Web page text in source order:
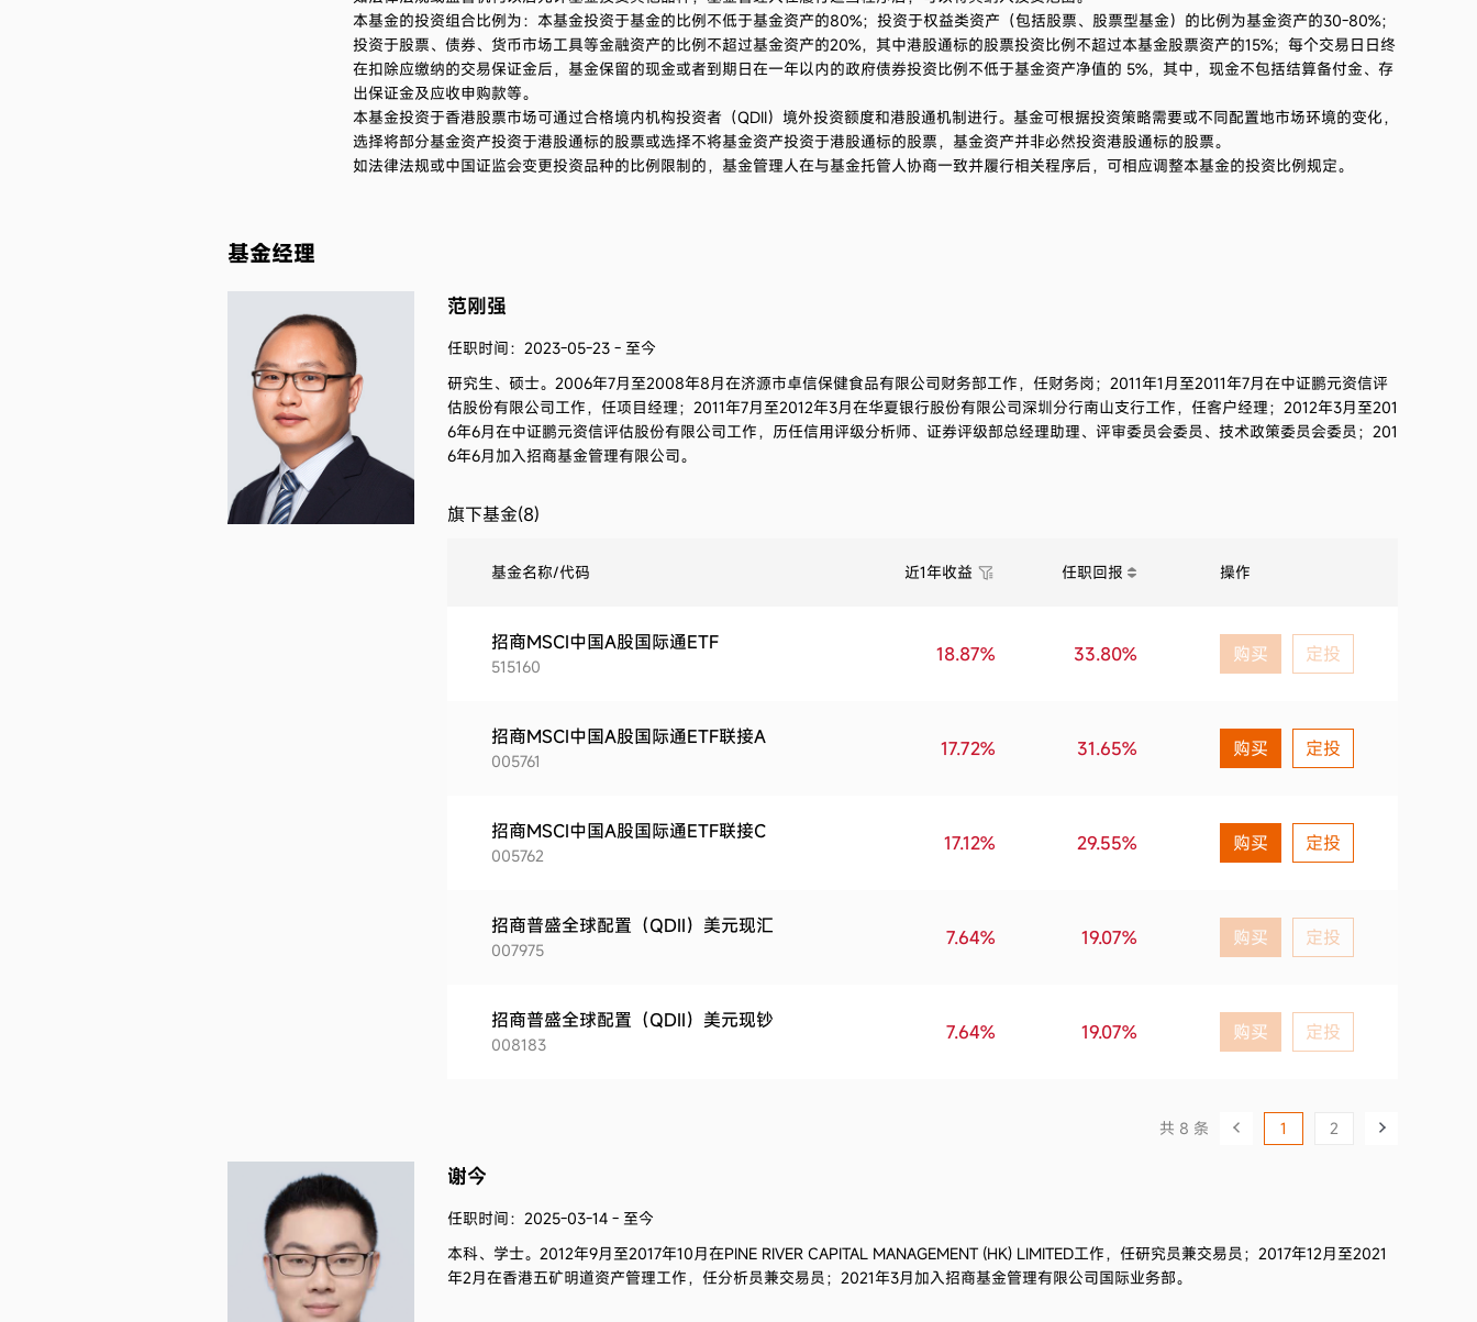
2020第4季度 8.88%
2020第2季度 13.93%
本基金的投资组合比例为：本基金投资于基金的比例不低于基金资产的80%；投资于权益类资产（包括股票、股票型基金）的比例为基金资产的30-80%；
投资于股票、债券、货币市场工具等金融资产的比例不超过基金资产的20%，其中港股通标的股票投资比例不超过本基金股票资产的15%；每个交易日日终
在扣除应缴纳的交易保证金后，基金保留的现金或者到期日在一年以内的政府债券投资比例不低于基金资产净值的 5%，其中，现金不包括结算备付金、存
出保证金及应收申购款等。
本基金投资于香港股票市场可通过合格境内机构投资者（QDII）境外投资额度和港股通机制进行。基金可根据投资策略需要或不同配置地市场环境的变化，
选择将部分基金资产投资于港股通标的股票或选择不将基金资产投资于港股通标的股票，基金资产并非必然投资港股通标的股票。
如法律法规或中国证监会变更投资品种的比例限制的，基金管理人在与基金托管人协商一致并履行相关程序后，可相应调整本基金的投资比例规定。
基金经理
范刚强
任职时间：2023-05-23 - 至今
研究生、硕士。 2006年7月至2008年8月在济源市卓信保健食品有限公司财务部工作，任财务岗；2011年1月至2011年7月在中证鹏元资信评
估股份有限公司工作，任项目经理；2011年7月至2012年3月在华夏银行股份有限公司深圳分行南山支行工作，任客户经理；2012年3月至201
6年6月在中证鹏元资信评估股份有限公司工作，历任信用评级分析师、证券评级部总经理助理、评审委员会委员、技术政策委员会委员；201
6年6月加入招商基金管理有限公司。
旗下基金(8)
基金名称/代码 近1年收益 任职回报 操作
招商MSCI中国A股国际通ETF
515160
18.87% 33.80% 购买 定投
招商MSCI中国A股国际通ETF联接A
005761
17.72% 31.65% 购买 定投
招商MSCI中国A股国际通ETF联接C
005762
17.12% 29.55% 购买 定投
招商普盛全球配置（QDII）美元现汇
007975
7.64% 19.07% 购买 定投
招商普盛全球配置（QDII）美元现钞
008183
7.64% 19.07% 购买 定投
共 8 条 1 2
谢今
任职时间：2025-03-14 - 至今
本科、学士。 2012年9月至2017年10月在PINE RIVER CAPITAL MANAGEMENT (HK) LIMITED工作，任研究员兼交易员；2017年12月至2021
年2月在香港五矿明道资产管理工作，任分析员兼交易员；2021年3月加入招商基金管理有限公司国际业务部。